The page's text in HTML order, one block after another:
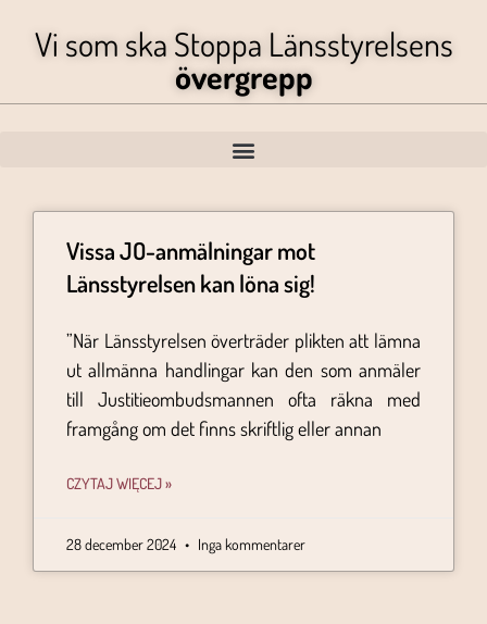
Vi som ska Stoppa Länsstyrelsens
övergrepp
Vissa JO-anmälningar mot
Länsstyrelsen kan löna sig!
”När Länsstyrelsen överträder plikten att lämna
ut allmänna handlingar kan den som anmäler
till Justitieombudsmannen ofta räkna med
framgång om det finns skriftlig eller annan
CZYTAJ WIĘCEJ »
28 december 2024 Inga kommentarer